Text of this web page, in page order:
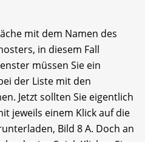
mit dem Namen des
in diesem Fall
müssen Sie ein
der Liste mit den
Jetzt sollten Sie eigentlich
jeweils einem Klick auf die
Bild 8 A. Doch an